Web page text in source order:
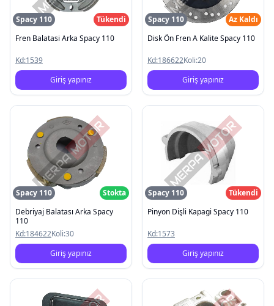
Spacy 110
Tükendi
Fren Balatasi Arka Spacy 110
Kd:1539
Giriş yapınız
Spacy 110
Az Kaldı
Disk Ön Fren A Kalite Spacy 110
Kd:186622Koli:20
Giriş yapınız
Spacy 110
Stokta
Debriyaj Balatası Arka Spacy
110
Kd:184622Koli:30
Giriş yapınız
Spacy 110
Tükendi
Pinyon Dişli Kapagi Spacy 110
Kd:1573
Giriş yapınız